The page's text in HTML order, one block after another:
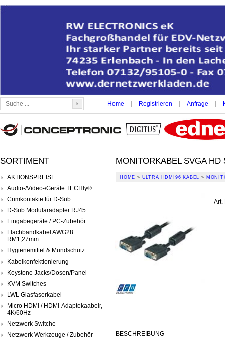
Home Registrieren Anfrage
SORTIMENT
AKTIONSPREISE
Audio-/Video-/Geräte TECHly®
Crimkontakte für D-Sub
D-Sub Modularadapter RJ45
Eingabegeräte / PC-Zubehör
Flachbandkabel AWG28
RM1,27mm
Hygienemittel & Mundschutz
Kabelkonfektionierung
Keystone Jacks/Dosen/Panel
KVM Switches
LWL Glasfaserkabel
Micro HDMI / HDMI-Adaptekaabelr,
4K/60Hz
Netzwerk Switche
Netzwerk Werkzeuge / Zubehör
MONITORKABEL SVGA
HOME » ULTRA HDMI96 KABEL »
Art.
BESCHREIBUNG